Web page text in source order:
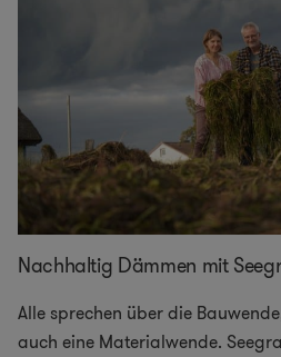
Nachhaltig Dämmen mit
Alle sprechen über die
auch eine Materialwende.